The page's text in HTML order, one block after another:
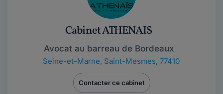
Cabinet ATHENAIS
Avocat au barreau de Bordeaux
Seine-et-Marne, Saint-Mesmes, 77410
Contacter ce cabinet